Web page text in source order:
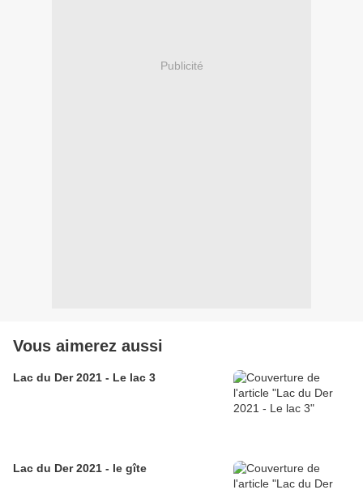
Publicité
Vous aimerez aussi
Lac du Der 2021 - Le lac 3
Lac du Der 2021 - le gîte